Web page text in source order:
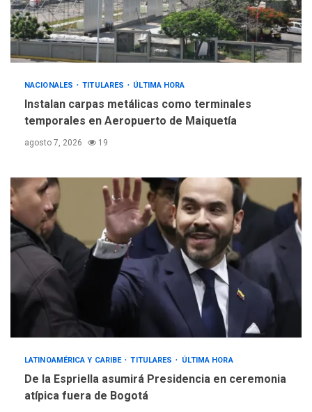
5
nucleares
NACIONALES TITULARES ÚLTIMA HORA
Instalan carpas metálicas como terminales
temporales en Aeropuerto de Maiquetía
agosto 7, 2026 19
LATINOAMÉRICA Y CARIBE TITULARES ÚLTIMA HORA
De la Espriella asumirá Presidencia en ceremonia
atípica fuera de Bogotá